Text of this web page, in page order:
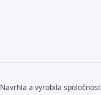
Navrhla a vyrobila spoločnosť